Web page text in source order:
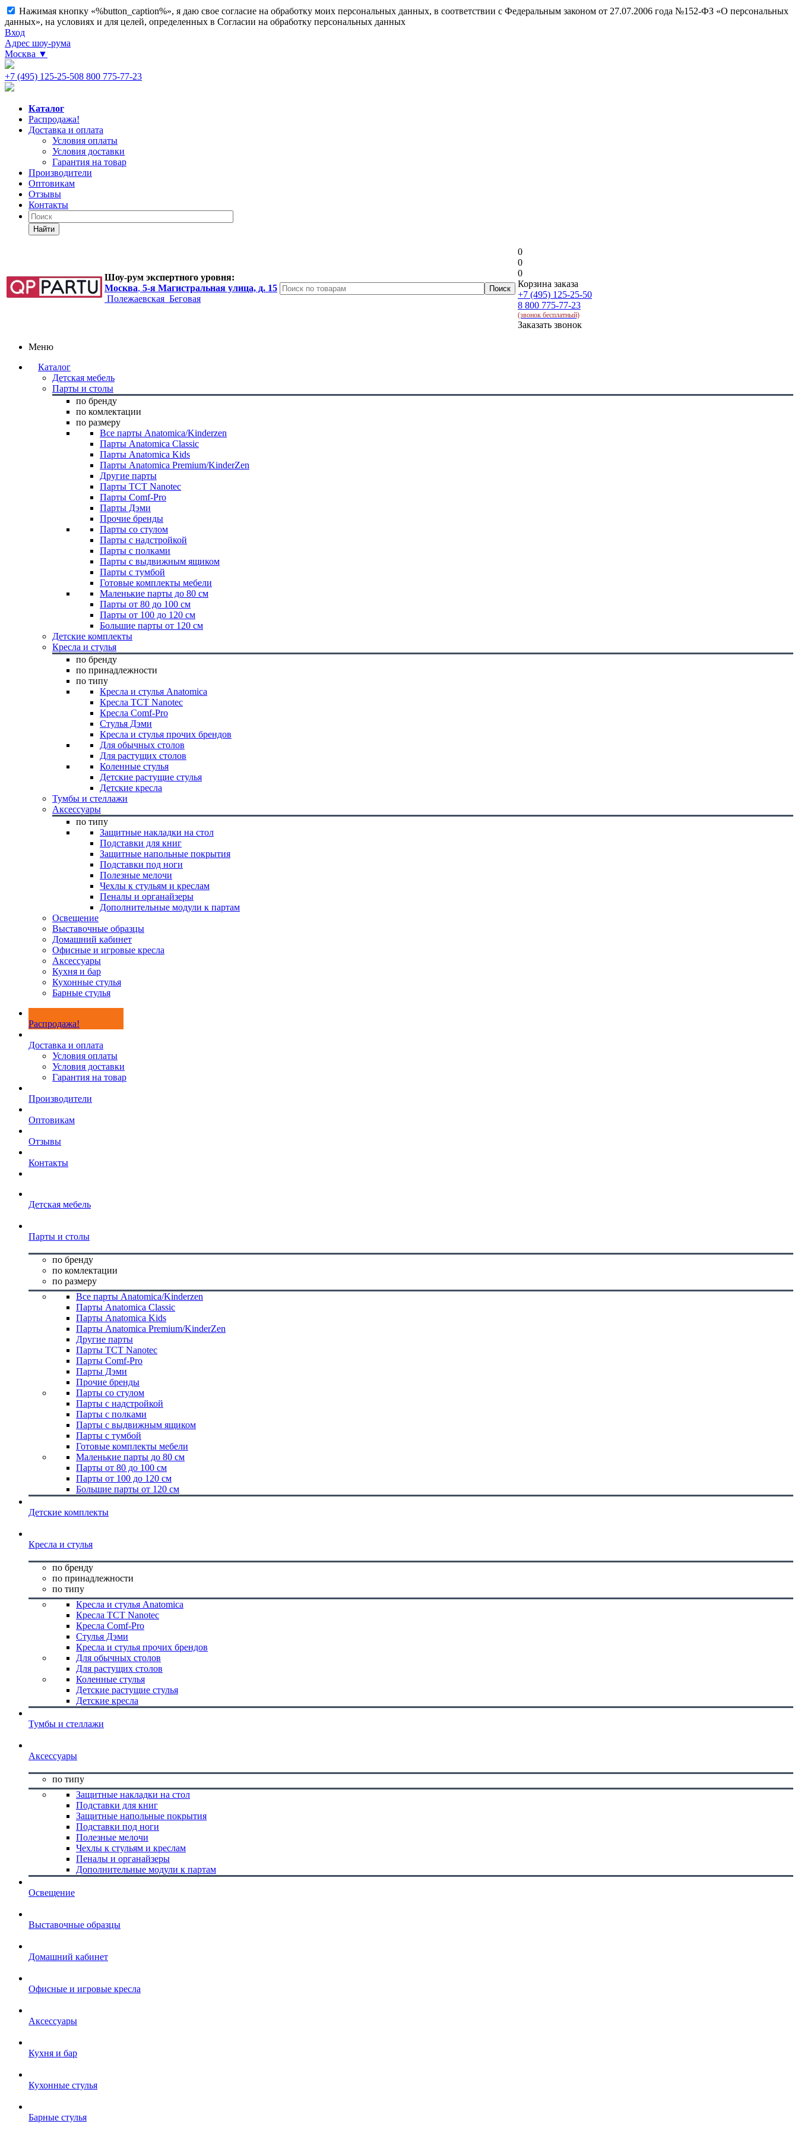
Нажимая кнопку «%button_caption%», я даю свое согласие на обработку моих персональных данных, в соответствии с Федеральным законом от 27.07.2006 года №152-ФЗ «О персональных
данных», на условиях и для целей, определенных в Согласии на обработку персональных данных
Вход
Адрес шоу-рума
Москва ▼
+7 (495) 125-25-508 800 775-77-23
Каталог
Распродажа!
Доставка и оплата
Условия оплаты
Условия доставки
Гарантия на товар
Производители
Оптовикам
Отзывы
Контакты
Найти
Шоу-рум экспертного уровня:
Москва, 5-я Магистральная улица, д. 15
Полежаевская Беговая
0
0
0
Корзина заказа
+7 (495) 125-25-50
8 800 775-77-23
(звонок бесплатный)
Заказать звонок
Меню
Каталог
Детская мебель
Парты и столы
по бренду
по комлектации
по размеру
Все парты Anatomica/Kinderzen
Парты Anatomica Classic
Парты Anatomica Kids
Парты Anatomica Premium/KinderZen
Другие парты
Парты TCT Nanotec
Парты Comf-Pro
Парты Дэми
Прочие бренды
Парты со стулом
Парты с надстройкой
Парты с полками
Парты с выдвижным ящиком
Парты с тумбой
Готовые комплекты мебели
Маленькие парты до 80 см
Парты от 80 до 100 см
Парты от 100 до 120 см
Большие парты от 120 см
Детские комплекты
Кресла и стулья
по бренду
по принадлежности
по типу
Кресла и стулья Anatomica
Кресла TCT Nanotec
Кресла Comf-Pro
Стулья Дэми
Кресла и стулья прочих брендов
Для обычных столов
Для растущих столов
Коленные стулья
Детские растущие стулья
Детские кресла
Тумбы и стеллажи
Аксессуары
по типу
Защитные накладки на стол
Подставки для книг
Защитные напольные покрытия
Подставки под ноги
Полезные мелочи
Чехлы к стульям и креслам
Пеналы и органайзеры
Дополнительные модули к партам
Освещение
Выставочные образцы
Домашний кабинет
Офисные и игровые кресла
Аксессуары
Кухня и бар
Кухонные стулья
Барные стулья
Распродажа!
Доставка и оплата
Условия оплаты
Условия доставки
Гарантия на товар
Производители
Оптовикам
Отзывы
Контакты
Детская мебель
Парты и столы
по бренду
по комлектации
по размеру
Все парты Anatomica/Kinderzen
Парты Anatomica Classic
Парты Anatomica Kids
Парты Anatomica Premium/KinderZen
Другие парты
Парты TCT Nanotec
Парты Comf-Pro
Парты Дэми
Прочие бренды
Парты со стулом
Парты с надстройкой
Парты с полками
Парты с выдвижным ящиком
Парты с тумбой
Готовые комплекты мебели
Маленькие парты до 80 см
Парты от 80 до 100 см
Парты от 100 до 120 см
Большие парты от 120 см
Детские комплекты
Кресла и стулья
по бренду
по принадлежности
по типу
Кресла и стулья Anatomica
Кресла TCT Nanotec
Кресла Comf-Pro
Стулья Дэми
Кресла и стулья прочих брендов
Для обычных столов
Для растущих столов
Коленные стулья
Детские растущие стулья
Детские кресла
Тумбы и стеллажи
Аксессуары
по типу
Защитные накладки на стол
Подставки для книг
Защитные напольные покрытия
Подставки под ноги
Полезные мелочи
Чехлы к стульям и креслам
Пеналы и органайзеры
Дополнительные модули к партам
Освещение
Выставочные образцы
Домашний кабинет
Офисные и игровые кресла
Аксессуары
Кухня и бар
Кухонные стулья
Барные стулья